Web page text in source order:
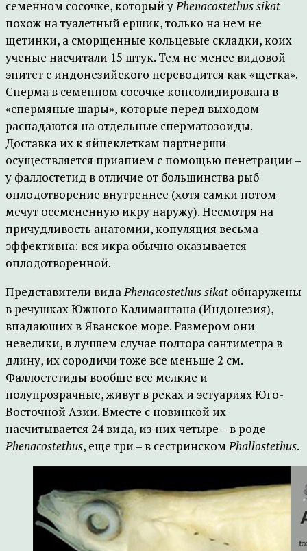
семенном сосочке, который уPhenacostethus sikat
похож на туалетный ершик, только на нем не
щетинки, а сморщенные кольцевые складки, коих
ученые насчитали 15 штук. Тем не менее видовой
эпитет с индонезийского переводится как «щетка».
Сперма в семенном сосочке консолидирована в
«спермяные шары», которые перед выходом
распадаются на отдельные сперматозоиды.
Доставка их к яйцеклеткам партнерши
осуществляется приапием с помощью пенетрации –
у фаллостетид в отличие от большинства рыб
оплодотворение внутреннее (хотя самки потом
мечут осемененную икру наружу). Несмотря на
причудливость анатомии, копуляция весьма
эффективна: вся икра обычно оказывается
оплодотворенной.
Представители видаPhenacostethus sikat обнаружены
в речушках Южного Калимантана (Индонезия),
впадающих в Яванское море. Размером они
невелики, в лучшем случае полтора сантиметра в
длину, их сородичи тоже все меньше 2 см.
Фаллостетиды вообще все мелкие и
полупрозрачные, живут в реках и эстуариях Юго-
Восточной Азии. Вместе с новинкой их
насчитывается 24 вида, из них четыре – в роде
Phenacostethus, еще три – в сестринскомPhallostethus.